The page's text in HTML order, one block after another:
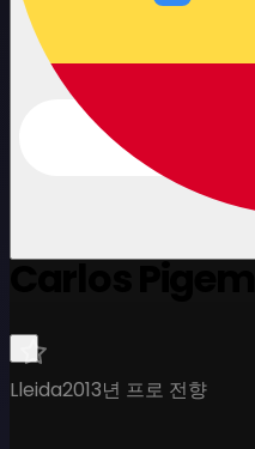
Lleida2013년 프로 전향